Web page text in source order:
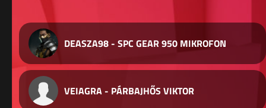
DEASZA98 - SPC GEAR 950 MIKROFON
VEIAGRA - PÁRBAJHŐS VIKTOR